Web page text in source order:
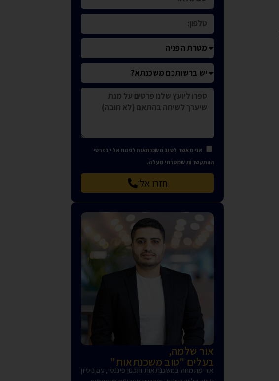
אני מאשר לטוב משכנתאות לפנות אלי בפרטי
ההתקשרות שמסרתי מעלה.
חזרו אלי
אור שלמה,
בעלים "טוב משכנתאות"
אור מתמחה במשכנתאות ותכנון פיננסי, עם ניסיון